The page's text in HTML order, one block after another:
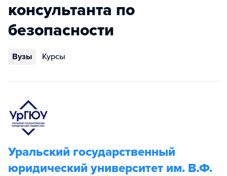
консультанта по
безопасности
Вузы Курсы
Уральский государственный
юридический университет им. В.Ф.